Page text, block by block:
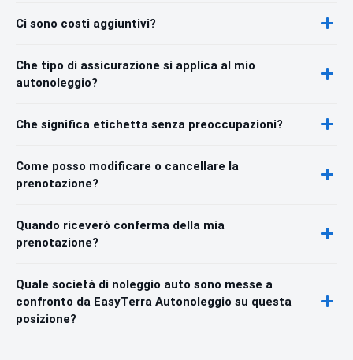
Ci sono costi aggiuntivi?
Che tipo di assicurazione si applica al mio
autonoleggio?
Che significa etichetta senza preoccupazioni?
Come posso modificare o cancellare la
prenotazione?
Quando riceverò conferma della mia
prenotazione?
Quale società di noleggio auto sono messe a
confronto da EasyTerra Autonoleggio su questa
posizione?